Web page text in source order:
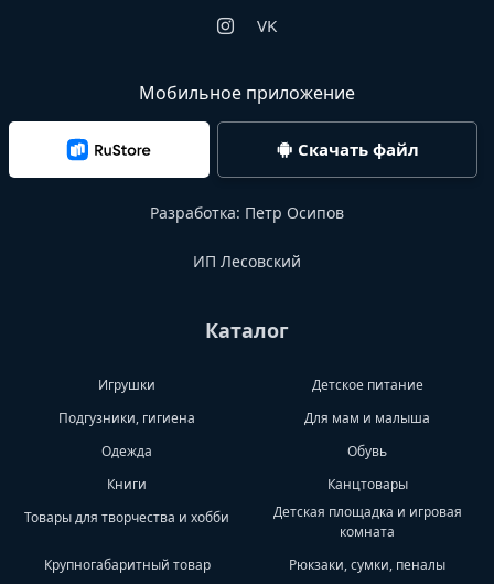
VK
Мобильное приложение
Скачать файл
Разработка: Петр Осипов
ИП Лесовский
Каталог
Игрушки
Детское питание
Подгузники, гигиена
Для мам и малыша
Одежда
Обувь
Книги
Канцтовары
Товары для творчества и хобби
Детская площадка и игровая
комната
Крупногабаритный товар
Рюкзаки, сумки, пеналы